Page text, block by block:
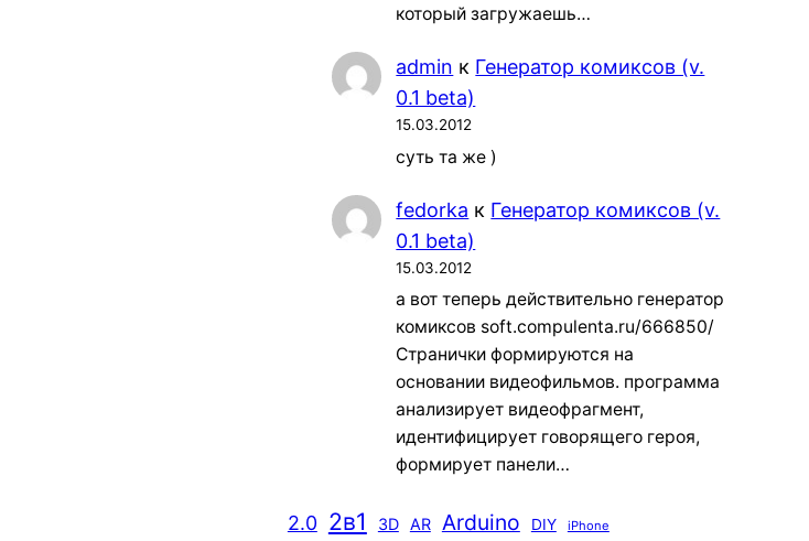
который загружаешь…
admin к Генератор комиксов (v.
0.1 beta)
15.03.2012
суть та же )
fedorka к Генератор комиксов (v.
0.1 beta)
15.03.2012
а вот теперь действительно генератор
комиксов soft.compulenta.ru/666850/
Странички формируются на
основании видеофильмов. программа
анализирует видеофрагмент,
идентифицирует говорящего героя,
формирует панели…
2.0 2в1 3D AR Arduino DIY iPhone